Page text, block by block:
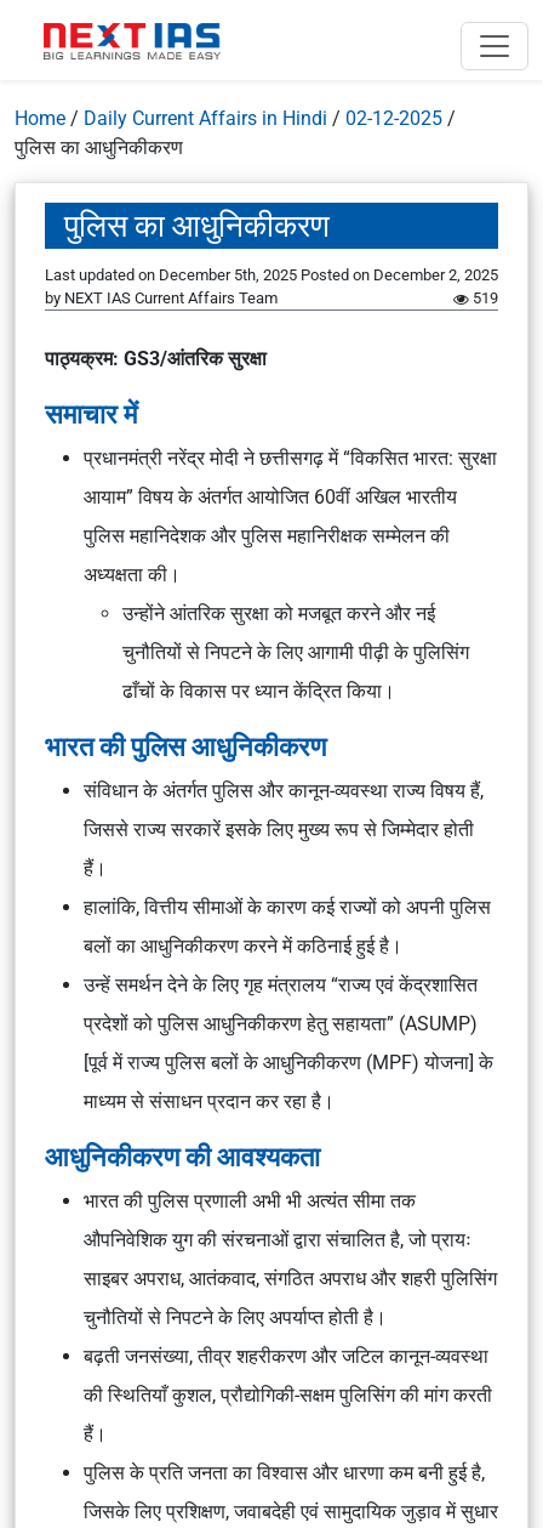
Home / Daily Current Affairs in Hindi / 02-12-2025 /
पुलिस का आधुनिकीकरण
पुलिस का आधुनिकीकरण
Last updated on December 5th, 2025 Posted on December 2, 2025
by NEXT IAS Current Affairs Team 519
पाठ्यक्रम: GS3/आंतरिक सुरक्षा
समाचार में
प्रधानमंत्री नरेंद्र मोदी ने छत्तीसगढ़ में “विकसित भारत: सुरक्षा
आयाम” विषय के अंतर्गत आयोजित 60वीं अखिल भारतीय
पुलिस महानिदेशक और पुलिस महानिरीक्षक सम्मेलन की
अध्यक्षता की।
उन्होंने आंतरिक सुरक्षा को मजबूत करने और नई
चुनौतियों से निपटने के लिए आगामी पीढ़ी के पुलिसिंग
ढाँचों के विकास पर ध्यान केंद्रित किया।
भारत की पुलिस आधुनिकीकरण
संविधान के अंतर्गत पुलिस और कानून-व्यवस्था राज्य विषय हैं,
जिससे राज्य सरकारें इसके लिए मुख्य रूप से जिम्मेदार होती
हैं।
हालांकि, वित्तीय सीमाओं के कारण कई राज्यों को अपनी पुलिस
बलों का आधुनिकीकरण करने में कठिनाई हुई है।
उन्हें समर्थन देने के लिए गृह मंत्रालय “राज्य एवं केंद्रशासित
प्रदेशों को पुलिस आधुनिकीकरण हेतु सहायता” (ASUMP)
[पूर्व में राज्य पुलिस बलों के आधुनिकीकरण (MPF) योजना] के
माध्यम से संसाधन प्रदान कर रहा है।
आधुनिकीकरण की आवश्यकता
भारत की पुलिस प्रणाली अभी भी अत्यंत सीमा तक
औपनिवेशिक युग की संरचनाओं द्वारा संचालित है, जो प्रायः
साइबर अपराध, आतंकवाद, संगठित अपराध और शहरी पुलिसिंग
चुनौतियों से निपटने के लिए अपर्याप्त होती है।
बढ़ती जनसंख्या, तीव्र शहरीकरण और जटिल कानून-व्यवस्था
की स्थितियाँ कुशल, प्रौद्योगिकी-सक्षम पुलिसिंग की मांग करती
हैं।
पुलिस के प्रति जनता का विश्वास और धारणा कम बनी हुई है,
जिसके लिए प्रशिक्षण, जवाबदेही एवं सामुदायिक जुड़ाव में सुधार